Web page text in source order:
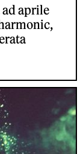
ad aprile